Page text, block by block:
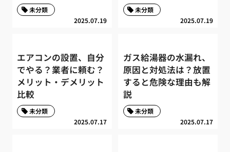
2025.07.19
未分類
2025.07.19
未分類
エアコンの設置、自分
でやる？業者に頼む？
メリット・デメリット
比較
2025.07.17
未分類
ガス給湯器の水漏れ、
原因と対処法は？放置
すると危険な理由も解
説
2025.07.17
未分類